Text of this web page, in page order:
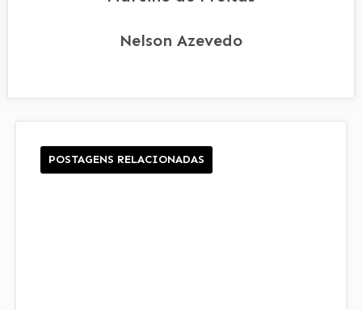
Nelson Azevedo
POSTAGENS RELACIONADAS